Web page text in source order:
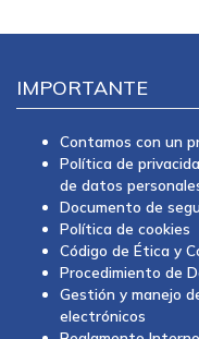
IMPORTANTE
Contamos con un
Política de
de datos
Documento de
Política de cookies
Código de Ética y
Procedimiento de
Gestión y manejo
electrónicos